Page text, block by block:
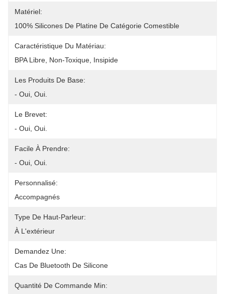
Matériel:
100% Silicones De Platine De Catégorie Comestible
Caractéristique Du Matériau:
BPA Libre, Non-Toxique, Insipide
Les Produits De Base:
- Oui, Oui.
Le Brevet:
- Oui, Oui.
Facile À Prendre:
- Oui, Oui.
Personnalisé:
Accompagnés
Type De Haut-Parleur:
À L'extérieur
Demandez Une:
Cas De Bluetooth De Silicone
Quantité De Commande Min: